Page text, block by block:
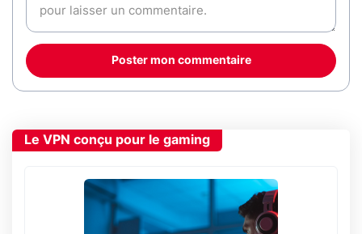
Poster mon commentaire
Le VPN conçu pour le gaming